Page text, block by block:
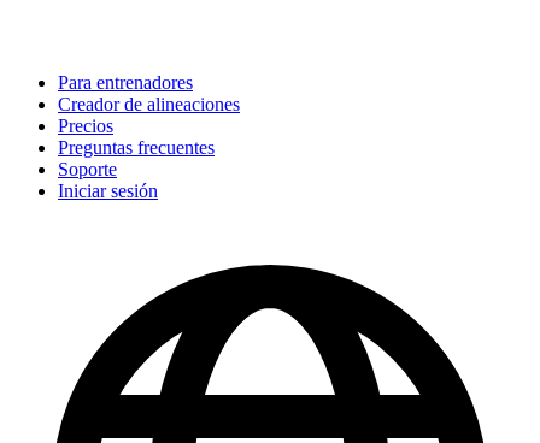
Para entrenadores
Creador de alineaciones
Precios
Preguntas frecuentes
Soporte
Iniciar sesión